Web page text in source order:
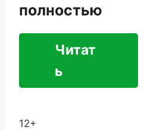
полностью
Читат
ь
12+